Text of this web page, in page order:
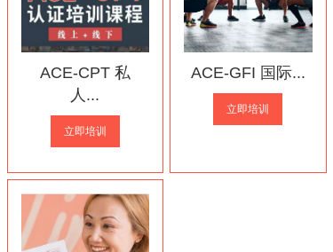
ACE-CPT 私
人...
立即培训
ACE-GFI 国际...
立即培训